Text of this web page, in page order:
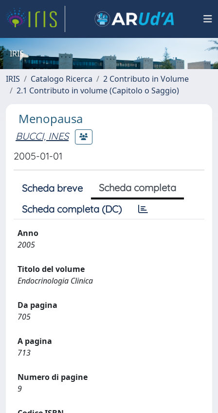
IRIS
IRIS Catalogo Ricerca
2 Contributo in Volume
2.1 Contributo in volume (Capitolo o Saggio)
Menopausa
BUCCI, INES
2005-01-01
Scheda breve
Scheda completa
Scheda completa (DC)
Anno
2005
Titolo del volume
Endocrinologia Clinica
Da pagina
705
A pagina
713
Numero di pagine
9